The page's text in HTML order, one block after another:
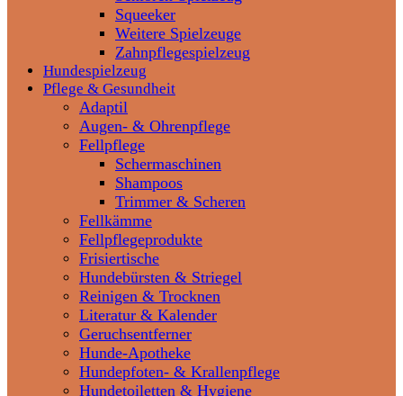
Squeeker
Weitere Spielzeuge
Zahnpflegespielzeug
Hundespielzeug
Pflege & Gesundheit
Adaptil
Augen- & Ohrenpflege
Fellpflege
Schermaschinen
Shampoos
Trimmer & Scheren
Fellkämme
Fellpflegeprodukte
Frisiertische
Hundebürsten & Striegel
Reinigen & Trocknen
Literatur & Kalender
Geruchsentferner
Hunde-Apotheke
Hundepfoten- & Krallenpflege
Hundetoiletten & Hygiene